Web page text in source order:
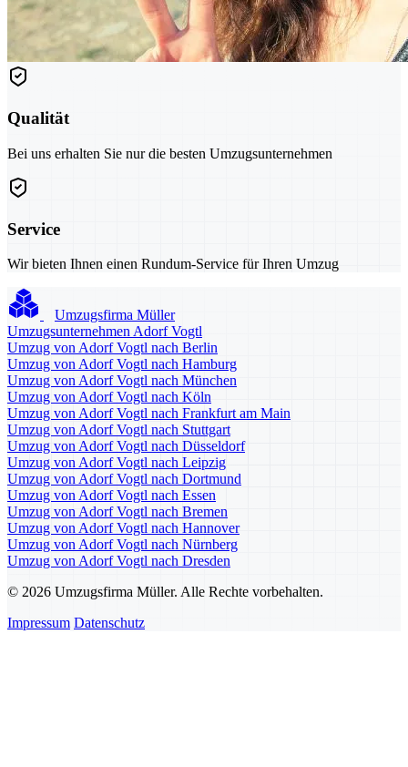
Qualität
Bei uns erhalten Sie nur die besten Umzugsunternehmen
Service
Wir bieten Ihnen einen Rundum-Service für Ihren Umzug
Umzugsfirma Müller
Umzugsunternehmen Adorf Vogtl
Umzug von Adorf Vogtl nach Berlin
Umzug von Adorf Vogtl nach Hamburg
Umzug von Adorf Vogtl nach München
Umzug von Adorf Vogtl nach Köln
Umzug von Adorf Vogtl nach Frankfurt am Main
Umzug von Adorf Vogtl nach Stuttgart
Umzug von Adorf Vogtl nach Düsseldorf
Umzug von Adorf Vogtl nach Leipzig
Umzug von Adorf Vogtl nach Dortmund
Umzug von Adorf Vogtl nach Essen
Umzug von Adorf Vogtl nach Bremen
Umzug von Adorf Vogtl nach Hannover
Umzug von Adorf Vogtl nach Nürnberg
Umzug von Adorf Vogtl nach Dresden
© 2026 Umzugsfirma Müller. Alle Rechte vorbehalten.
Impressum Datenschutz